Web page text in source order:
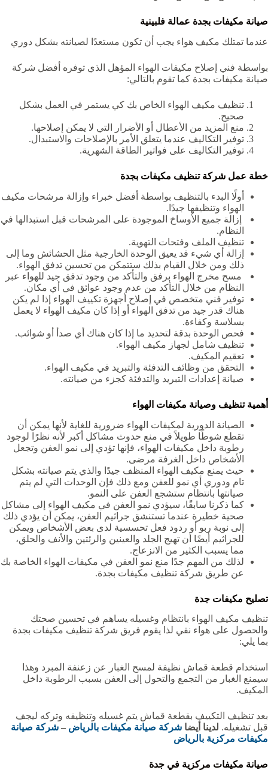
صيانة مكيفات بجدة عمالة فلبينية
عندما تمتلك مكيف هواء يجب أن تكون مستعدًا لصيانته بشكل دوري
بواسطة فني إصلاح مكيفات الهواء المؤهل الذي توفره أفضل شركة
صيانة مكيفات بجدة كما تقوم بالتالي:
تنظيف مكيف الهواء الخاص بك كي يستمر في العمل بشكل
صحيح.
منع المزيد من الأعطال أو الأضرار التي لا يمكن إصلاحها.
توفير التكاليف عندما يتعلق الأمر بالإصلاحات والاستبدال.
توفير التكاليف على فواتير الطاقة الشهرية.
خطة عمل شركة تنظيف مكيفات بجدة
أولًا البدء بالتنظيف بواسطة أفضل خبراء وإزالة مرشحات مكيف
الهواء وتنظيفها جيدًا.
إزالة جميع الأوساخ الموجودة على المرشحات قبل استبدالها في
النظام.
تنظيف الملف وفتحات التهوية.
إزالة أي شيء قد يعيق الوحدة الخارجية مثل الحشائش وما إلى
ذلك ومن خلال القيام بذلك ستتمكن من تحسين تدفق الهواء.
مسح مخرج الهواء برفق والتأكد من وجود تدفق جيد للهواء عبر
النظام من خلال التأكد من عدم وجود عوائق في أي مكان.
توفير فني متخصص في إصلاح أجهزة تكييف الهواء إذا لم يكن
هناك قدر جيد من تدفق الهواء أو إذا كان مكيف الهواء لا يعمل
بسلاسة وكفاءة.
فحص الوحدة بدقة لتحديد ما إذا كان هناك أي صدأ أو شوائب.
تنظيف شامل لجهاز مكيف الهواء.
تعقيم المكيف.
التحقق من وظائف التدفئة والتبريد في مكيف الهواء.
صيانة إعدادات التبريد والتدفئة كجزء من صيانته.
أهمية تنظيف وصيانة مكيفات الهواء
الصيانة الدورية لمكيفات الهواء ضرورية للغاية لأنها يمكن أن
تقطع شوطًا طويلاً في منع حدوث مشاكل أكبر لأنه نظرًا لوجود
رطوبة داخل مكيفات الهواء، فإنها تؤدي إلى نمو العفن وتجعل
الأشخاص داخل الغرفة مرضى.
حيث يمنع مكيف الهواء المنظف جيدًا والذي يتم صيانته بشكل
تام ودوري أي نمو للعفن ومع ذلك فإن الوحدات التي لم يتم
صيانتها بانتظام ستشجع العفن على النمو.
كما ذكرنا سابقًا، سيؤدي نمو العفن في مكيف الهواء إلى مشاكل
صحية خطيرة عندما تستنشق جراثيم العفن، يمكن أن يؤدي ذلك
إلى نوبة ربو أو ردود فعل تحسسية لدى بعض الأشخاص ويمكن
للجراثيم أيضًا أن تهيج الجلد والعينين والرئتين والأنف والحلق،
مما يسبب الكثير من الانزعاج.
لذلك من المهم جدًا منع نمو العفن في مكيفات الهواء الخاصة بك
عن طريق شركة تنظيف مكيفات بجدة.
تصليح مكيفات جدة
تنظيف مكيف الهواء بانتظام وغسيله يساهم في تحسين صحتك
والحصول على هواء نقي لذا يقوم فريق شركة تنظيف مكيفات بجدة
بما يلي:
استخدام قطعة قماش نظيفة لمسح الغبار عن زعنفة المبرد وهذا
سيمنع الغبار من التجمع والتحول إلى العفن بسبب الرطوبة داخل
المكيف.
بعد تنظيف التكييف بقطعة قماش يتم غسيله وتنظيفه وتركه ليجف
قبل تشغيله. لدينا أيضا شركة صيانة مكيفات بالرياض – شركة صيانة
مكيفات مركزية بالرياض
صيانة مكيفات مركزية في جدة